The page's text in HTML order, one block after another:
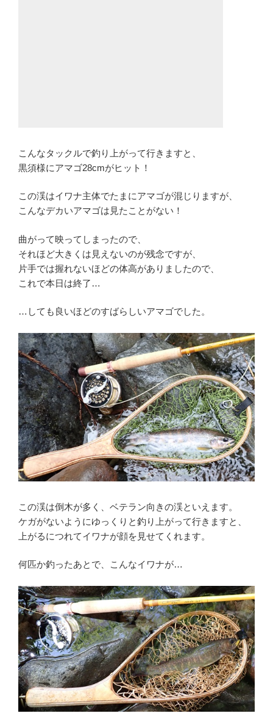
こんなタックルで釣り上がって行きますと、
黒須様にアマゴ28cmがヒット！
この渓はイワナ主体でたまにアマゴが混じりますが、
こんなデカいアマゴは見たことがない！
曲がって映ってしまったので、
それほど大きくは見えないのが残念ですが、
片手では握れないほどの体高がありましたので、
これで本日は終了…
…しても良いほどのすばらしいアマゴでした。
この渓は倒木が多く、ベテラン向きの渓といえます。
ケガがないようにゆっくりと釣り上がって行きますと、
上がるにつれてイワナが顔を見せてくれます。
何匹か釣ったあとで、こんなイワナが…